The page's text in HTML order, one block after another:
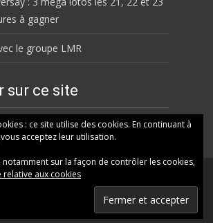
à gagner
le groupe LMR
sur ce site
: ce site utilise des cookies. En continuant à
acceptez leur utilisation.
notamment sur la façon de contrôler les cookies,
relative aux cookies